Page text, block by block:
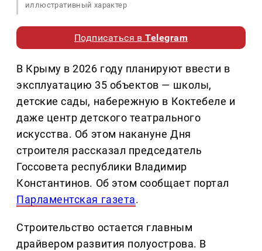
иллюстративный характер
Подписаться вTelegram
В Крыму в 2026 году планируют ввести в
эксплуатацию 35 объектов — школы,
детские сады, набережную в Коктебеле и
даже центр детского театрального
искусства. Об этом накануне Дня
строителя рассказал председатель
Госсовета республики Владимир
Константинов. Об этом сообщает портал
Парламентская газета.
Строительство остается главным
драйвером развития полуострова. В